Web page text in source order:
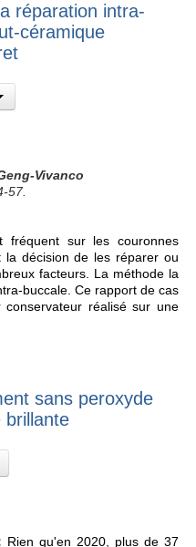
réparation intra-
céramique
Vivanco
57.
fréquent sur les couronnes
la décision de les réparer ou
facteurs. La méthode la
buccale. Ce rapport de cas
réalisé sur une
sans peroxyde
brillante
Rien qu'en 2020, plus de 37